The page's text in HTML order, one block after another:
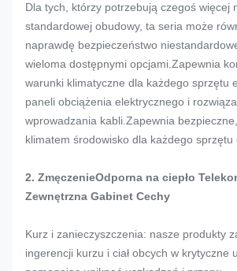
Dla tych, którzy potrzebują czegoś więcej
standardowej obudowy, ta seria może
naprawdę bezpieczeństwo
wieloma dostępnymi opcjami.Zapewnia
warunki klimatyczne dla każdego sprzętu
paneli obciążenia elektrycznego i
wprowadzania kabli.Zapewnia
klimatem środowisko dla każdego sprzętu
2. ZmęczenieOdporna na ciepło
Zewnętrzna Gabinet Cechy
Kurz i zanieczyszczenia: nasze produkty
ingerencji kurzu i ciał obcych w krytyczne